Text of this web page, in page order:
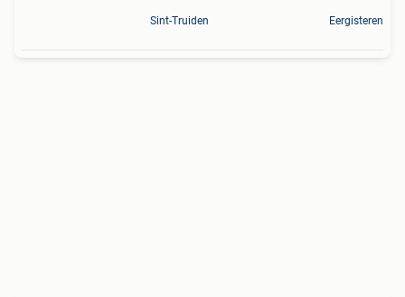
Sint-Truiden Eergisteren